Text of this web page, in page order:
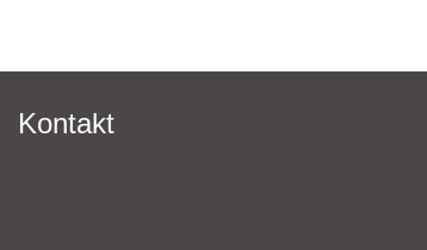
Kontakt